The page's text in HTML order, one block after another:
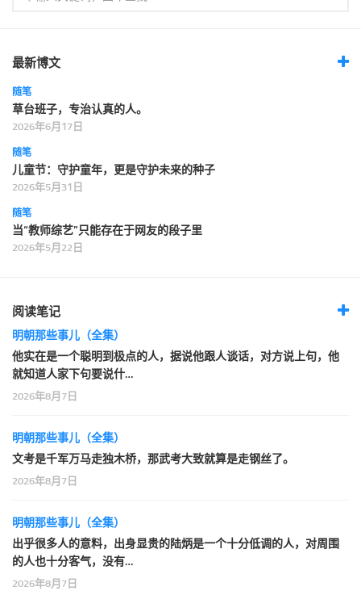
最新博文
随笔
草台班子，专治认真的人。
2026年6月17日
随笔
儿童节：守护童年，更是守护未来的种子
2026年5月31日
随笔
当“教师综艺”只能存在于网友的段子里
2026年5月22日
阅读笔记
明朝那些事儿（全集）
他实在是一个聪明到极点的人，据说他跟人谈话，对方说上句，他
就知道人家下句要说什…
2026年8月7日
明朝那些事儿（全集）
文考是千军万马走独木桥，那武考大致就算是走钢丝了。
2026年8月7日
明朝那些事儿（全集）
出乎很多人的意料，出身显贵的陆炳是一个十分低调的人，对周围
的人也十分客气，没有…
2026年8月7日